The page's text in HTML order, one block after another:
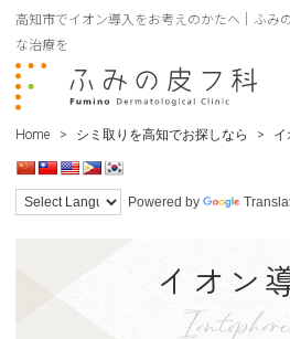
高知市でイオン導入をお考えのかたへ｜ふみ
な治療を
Home > シミ取りを高知でお探しなら > イ
Powered by
イオン